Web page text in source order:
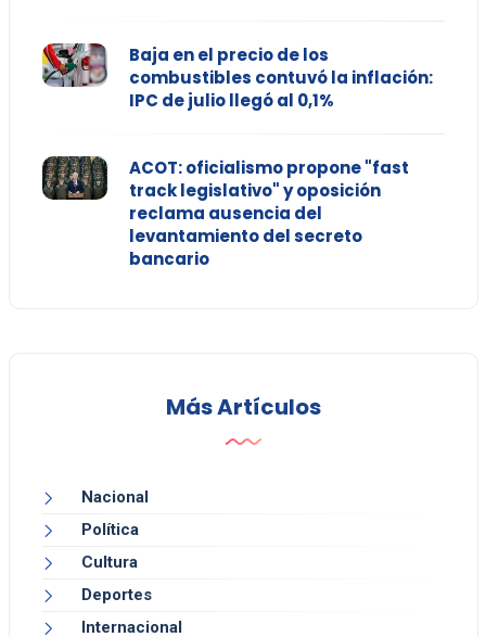
Baja en el precio de los
combustibles contuvó la inflación:
IPC de julio llegó al 0,1%
ACOT: oficialismo propone "fast
track legislativo" y oposición
reclama ausencia del
levantamiento del secreto
bancario
Más Artículos
Nacional
Política
Cultura
Deportes
Internacional